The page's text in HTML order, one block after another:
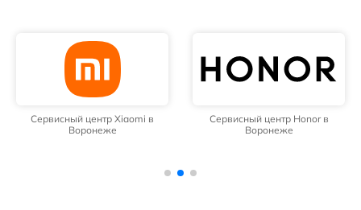
Сервисный центр Xiaomi в
Воронеже
Сервисный центр Honor в
Воронеже